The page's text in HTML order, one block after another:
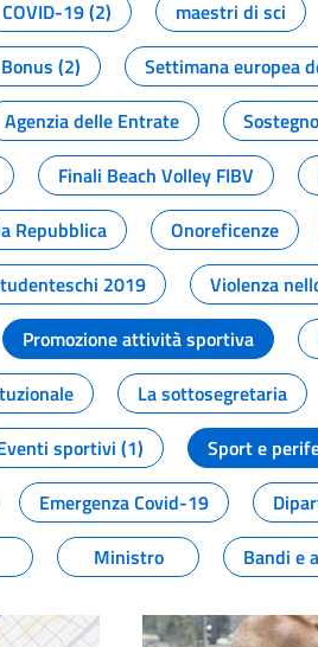
COVID-19 (2) maestri di sci
(2) Settimana europea
Agenzia delle Entrate
Finali Beach Volley FIBV
Repubblica Onoreficenze
2019
Violenza
Promozione attività sportiva
La sottosegretaria
sportivi (1)
Sport e
Emergenza Covid-19
Ministro Bandi e